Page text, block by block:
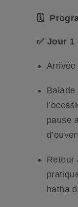
🗓️
✅ Jour 1
Arrivée
Balade
pause
Retour
hatha